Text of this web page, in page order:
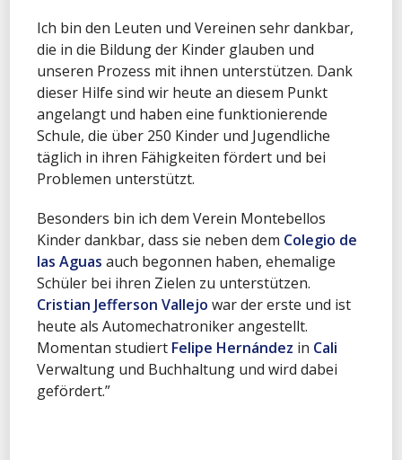
Ich bin den Leuten und Vereinen sehr dankbar,
die in die Bildung der Kinder glauben und
unseren Prozess mit ihnen unterstützen. Dank
dieser Hilfe sind wir heute an diesem Punkt
angelangt und haben eine funktionierende
Schule, die über 250 Kinder und Jugendliche
täglich in ihren Fähigkeiten fördert und bei
Problemen unterstützt.
Besonders bin ich dem Verein Montebellos
Kinder dankbar, dass sie neben dem Colegio de
las Aguas auch begonnen haben, ehemalige
Schüler bei ihren Zielen zu unterstützen.
Cristian Jefferson Vallejo war der erste und ist
heute als Automechatroniker angestellt.
Momentan studiert Felipe Hernández in Cali
Verwaltung und Buchhaltung und wird dabei
gefördert.”